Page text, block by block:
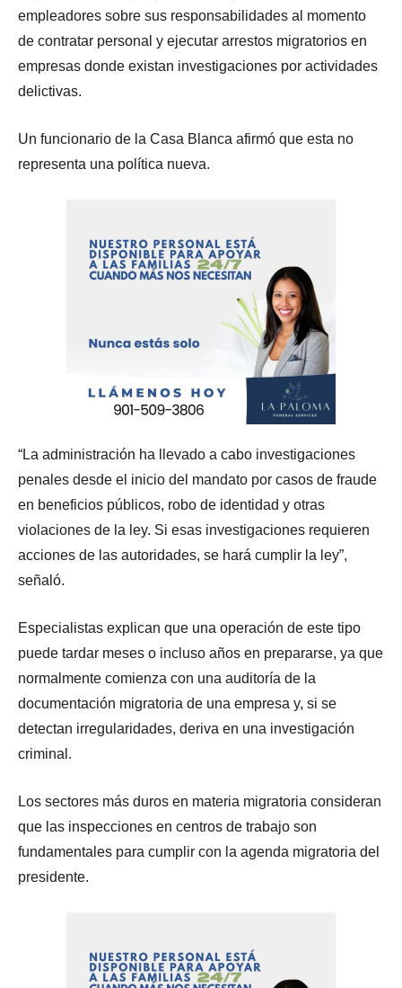
empleadores sobre sus responsabilidades al momento
de contratar personal y ejecutar arrestos migratorios en
empresas donde existan investigaciones por actividades
delictivas.
Un funcionario de la Casa Blanca afirmó que esta no
representa una política nueva.
“La administración ha llevado a cabo investigaciones
penales desde el inicio del mandato por casos de fraude
en beneficios públicos, robo de identidad y otras
violaciones de la ley. Si esas investigaciones requieren
acciones de las autoridades, se hará cumplir la ley”,
señaló.
Especialistas explican que una operación de este tipo
puede tardar meses o incluso años en prepararse, ya que
normalmente comienza con una auditoría de la
documentación migratoria de una empresa y, si se
detectan irregularidades, deriva en una investigación
criminal.
Los sectores más duros en materia migratoria consideran
que las inspecciones en centros de trabajo son
fundamentales para cumplir con la agenda migratoria del
presidente.